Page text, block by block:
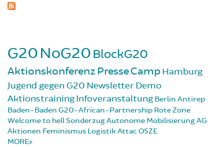
G20NoG20 BlockG20
Aktionskonferenz PresseCampHamburg
Jugend gegen G20 NewsletterDemo
AktionstrainingInfoveranstaltung Berlin Antirep
Baden-Baden G20-African-Partnership Rote Zone
Welcome to hellSonderzugAutonome MobilisierungAG
Aktionen Feminismus Logistik Attac OSZE
MORE